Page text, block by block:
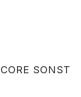
SONST